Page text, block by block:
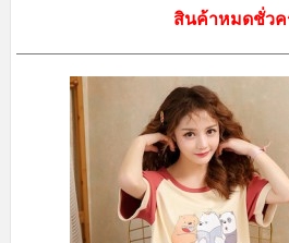
สินค้าหมดชั่วค